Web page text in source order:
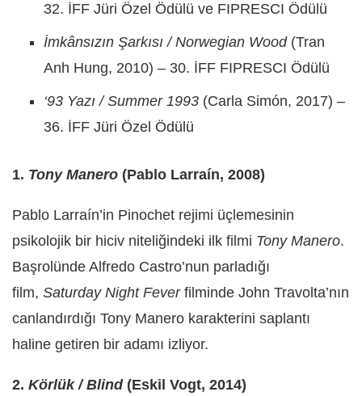
32. İFF Jüri Özel Ödülü ve FIPRESCI Ödülü
İmkânsızın Şarkısı / Norwegian Wood(Tran
Anh Hung, 2010) – 30. İFF FIPRESCI Ödülü
‘93 Yazı / Summer 1993(Carla Simón, 2017) –
36. İFF Jüri Özel Ödülü
1. Tony Manero (Pablo Larraín, 2008)
Pablo Larraín’in Pinochet rejimi üçlemesinin
psikolojik bir hiciv niteliğindeki ilk filmi Tony Manero.
Başrolünde Alfredo Castro’nun parladığı
film, Saturday Night Feverfilminde John Travolta’nın
canlandırdığı Tony Manero karakterini saplantı
haline getiren bir adamı izliyor.
2. Körlük / Blind(Eskil Vogt, 2014)